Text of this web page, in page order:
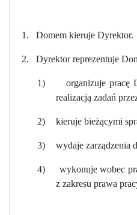
1. Domem kieruje Dyrektor.
2. Dyrektor reprezentuje
1)
organizuje pracę
realizacją zadań
2) kieruje bieżącymi
3) wydaje zarządzenia
4)
wykonuje wobec
z zakresu prawa